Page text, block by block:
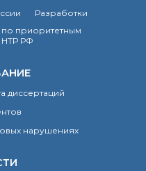
Разработки
приоритетным
НТР РФ
диссертаций
нарушениях